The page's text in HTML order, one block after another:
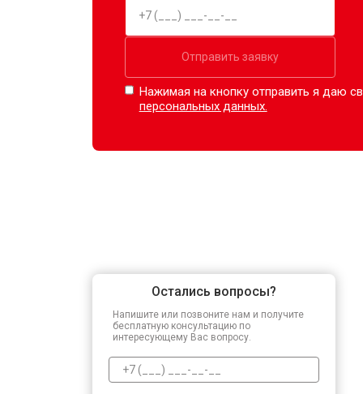
Отправить заявку
Нажимая на кнопку отправить я даю
персональных данных.
Остались вопросы?
Напишите или позвоните нам и получите
бесплатную консультацию по
интересующему Вас вопросу.